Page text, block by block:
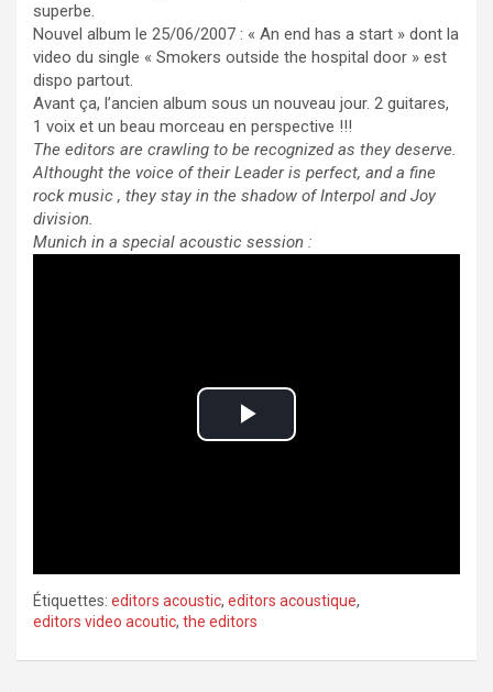
superbe.
Nouvel album le 25/06/2007 : « An end has a start » dont la
video du single « Smokers outside the hospital door » est
dispo partout.
Avant ça, l’ancien album sous un nouveau jour. 2 guitares,
1 voix et un beau morceau en perspective !!!
The editors are crawling to be recognized as they deserve.
Althought the voice of their Leader is perfect, and a fine
rock music , they stay in the shadow of Interpol and Joy
division.
Munich in a special acoustic session :
P
y
V
Étiquettes: editors acoustic, editors acoustique,
editors video acoutic, the editors